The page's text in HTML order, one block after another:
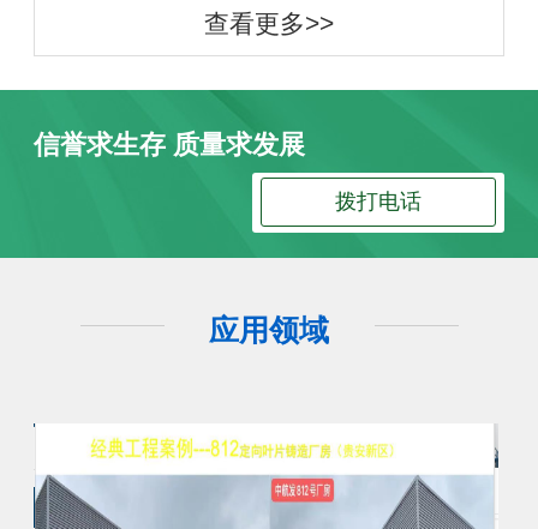
查看更多>>
信誉求生存 质量求发展
拨打电话
应用领域
工程案例